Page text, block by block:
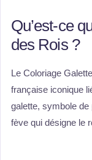
Qu’est-ce
des Rois ?
Le Coloriage
française iconique
galette, symbole
fève qui désigne le